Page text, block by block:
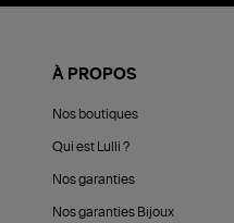
À PROPOS
Nos boutiques
Qui est Lulli ?
Nos garanties
Nos garanties Bijoux